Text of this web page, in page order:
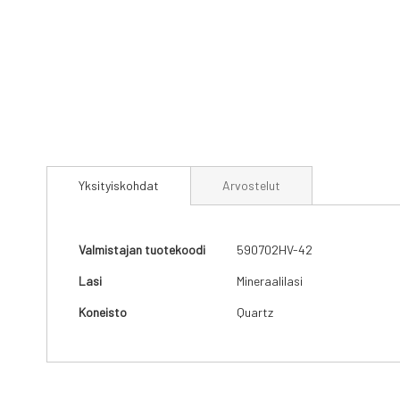
to
images
gallery
Yksityiskohdat
Yksityiskohdat
Valmistajan tuotekoodi 590702HV-42
Lasi Mineraalilasi
Koneisto Quartz
Arvostelut